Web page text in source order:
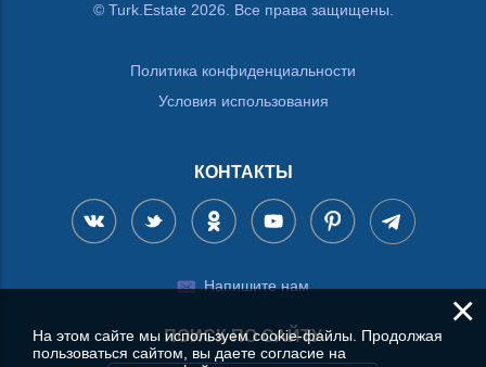
© Turk.Estate 2026. Все права защищены.
Политика конфиденциальности
Условия использования
КОНТАКТЫ
Напишите нам
ПОИСК ПО САЙТУ
×
На этом сайте мы используем cookie-файлы. Продолжая
пользоваться сайтом, вы даете согласие на